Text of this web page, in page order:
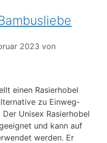
2023 von
einen Rasierhobel
zu Einweg-
Unisex Rasierhobel
und kann auf
werden. Er